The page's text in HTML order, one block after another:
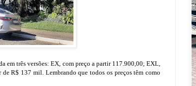
em três versões: EX, com preço a partir 117.900,00; EXL,
R$ 137 mil. Lembrando que todos os preços têm como